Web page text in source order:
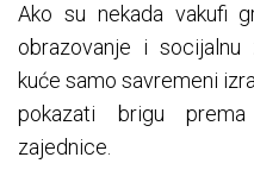
Ako su nekada vakufi
obrazovanje i
kuće samo savremeni
pokazati brigu prema
zajednice.